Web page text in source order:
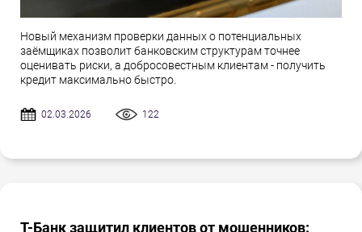
Новый механизм проверки данных о потенциальных
заёмщиках позволит банковским структурам точнее
оценивать риски, а добросовестным клиентам - получить
кредит максимально быстро.
02.03.2026 122
Т-Банк защитил клиентов от мошенников: